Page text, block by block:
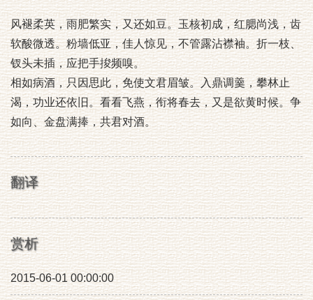
风褪柔英，雨肥繁实，又还如豆。玉核初成，红腮尚浅，齿
软酸微透。粉墙低亚，佳人惊见，不管露沾襟袖。折一枝、
钗头未插，应把手捘频嗅。
相如病酒，只因思此，免使文君眉皱。入鼎调羹，攀林止
渴，功业还依旧。看看飞燕，衔将春去，又是欲黄时候。争
如向、金盘满捧，共君对酒。
翻译
赏析
2015-06-01 00:00:00